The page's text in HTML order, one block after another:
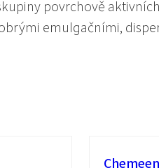
povrchově
emulgačními,